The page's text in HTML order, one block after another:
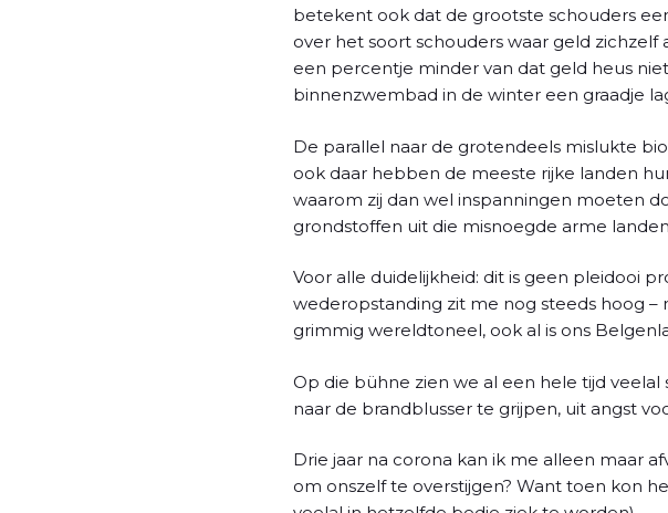
betekent ook dat de grootste schouders
over het soort schouders waar geld
een percentje minder van dat geld heus
binnenzwembad in de winter een graadje
De parallel naar de grotendeels mislukte
ook daar hebben de meeste rijke landen
waarom zij dan wel inspanningen moeten
grondstoffen uit die misnoegde arme
Voor alle duidelijkheid: dit is geen pleidooi
wederopstanding zit me nog steeds hoog
grimmig wereldtoneel, ook al is ons
Op die bühne zien we al een hele tijd
naar de brandblusser te grijpen, uit angst
Drie jaar na corona kan ik me alleen maar
om onszelf te overstijgen? Want toen kon